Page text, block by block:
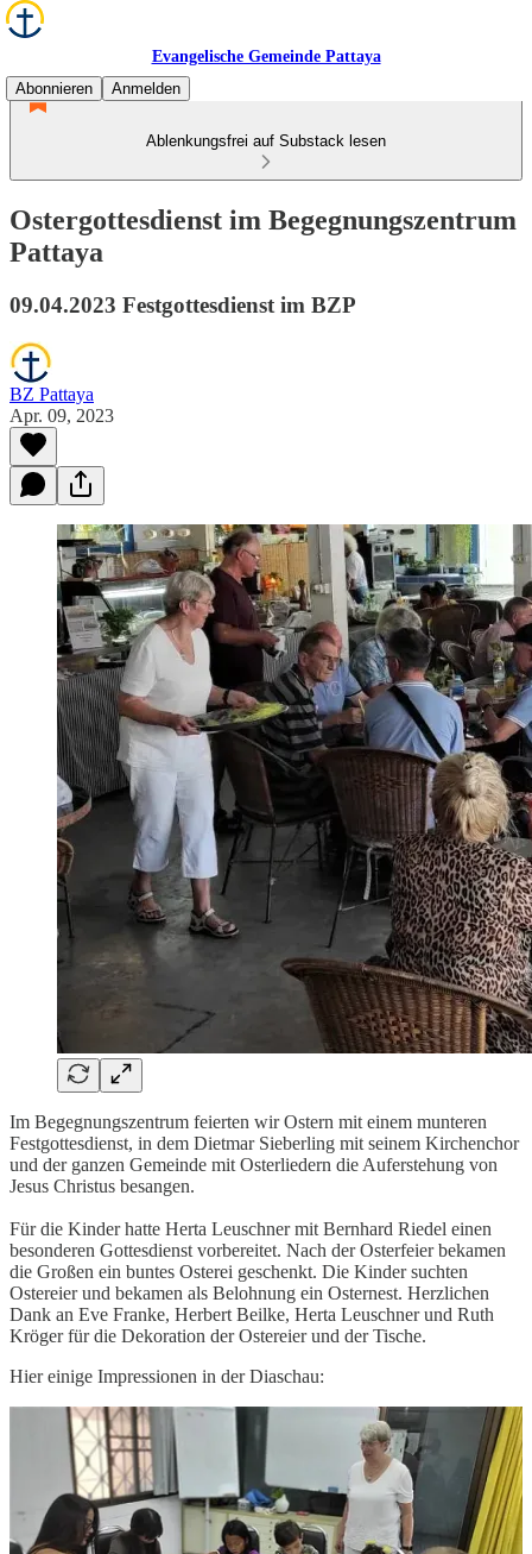
Evangelische Gemeinde Pattaya
Abonnieren
Anmelden
Ablenkungsfrei auf Substack lesen
Ostergottesdienst im Begegnungszentrum
Pattaya
09.04.2023 Festgottesdienst im BZP
BZ Pattaya
Apr. 09, 2023
Im Begegnungszentrum feierten wir Ostern mit einem munteren
Festgottesdienst, in dem Dietmar Sieberling mit seinem Kirchenchor
und der ganzen Gemeinde mit Osterliedern die Auferstehung von
Jesus Christus besangen.
Für die Kinder hatte Herta Leuschner mit Bernhard Riedel einen
besonderen Gottesdienst vorbereitet. Nach der Osterfeier bekamen
die Großen ein buntes Osterei geschenkt. Die Kinder suchten
Ostereier und bekamen als Belohnung ein Osternest. Herzlichen
Dank an Eve Franke, Herbert Beilke, Herta Leuschner und Ruth
Kröger für die Dekoration der Ostereier und der Tische.
Hier einige Impressionen in der Diaschau: